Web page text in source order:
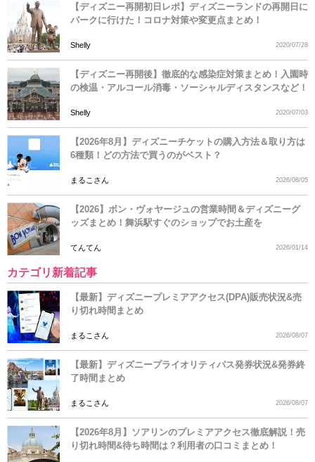
【ディズニー再開初日レポ】ディズニーランドの再開日に
パークに行けた！コロナ対策や変更点まとめ！
Shelly 2020/07/28
【ディズニー再開後】徹底的な感染症対策まとめ！入園時
の検温・アルコール消毒・ソーシャルディスタンスなど！
Shelly 2020/07/03
【2026年8月】ディズニーチケットの購入方法＆取り方は
6種類！どの方法で買うのがベスト？
まるこさん 2026/08/05
【2026】ボン・ヴォヤージュの営業時間＆ディズニーグ
ッズまとめ！舞浜駅すぐのショップでお土産を
てんてん 2026/01/14
カテゴリ新着記事
【最新】ディズニープレミアアクセス(DPA)販売状況&売
り切れ時間まとめ
まるこさん 2026/08/07
【最新】ディズニープライオリティパス発券状況&発券終
了時間まとめ
まるこさん 2026/08/07
【2026年8月】ソアリンのプレミアアクセス徹底解説！売
り切れ時間&待ち時間は？利用者の口コミまとめ！